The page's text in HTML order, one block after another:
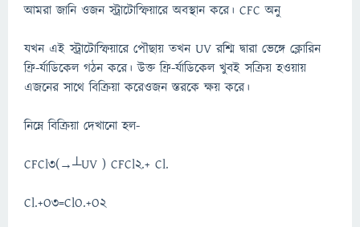
আমরা জানি ওজন স্ট্রাটোস্ফিয়ারে অবস্থান করে। CFC অনু
যখন এই স্ট্রাটোস্ফিয়ারে পৌছায় তখন UV রশ্মি দ্বারা ভেঙ্গে ক্লোরিন
ফ্রি-র্যাডিকেল গঠন করে। উক্ত ফ্রি-র্যাডিকেল খুবই সক্রিয় হওয়ায়
এজনের সাথে বিক্রিয়া করেওজন স্তরকে ক্ষয় করে।
নিম্নে বিক্রিয়া দেখানো হল-
CFCl3(→┴UV ) CFCl2.+ Cl.
Cl.+O3=ClO.+O2